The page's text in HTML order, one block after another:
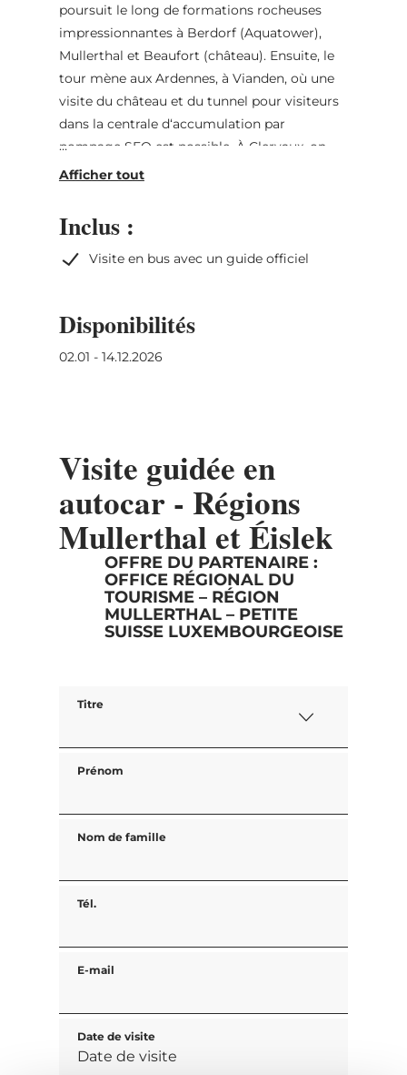
poursuit le long de formations rocheuses
impressionnantes à Berdorf (Aquatower),
Mullerthal et Beaufort (château). Ensuite, le
tour mène aux Ardennes, à Vianden, où une
visite du château et du tunnel pour visiteurs
dans la centrale d‘accumulation par
pompage SEO est possible. À Clervaux, on
peut visiter l‘exposition de photos « Family of
par Wiltz et Esch/Sûre, une visite de
l‘imposant château de Bourscheid s’impose.
Après Diekirch, on revient dans la Région
d‘une journée, tous les arrêts sont facultatifs.
Inclus :
Visite en bus avec un guide officiel
Disponibilités
02.01 - 14.12.2026
Visite guidée en
autocar - Régions
Mullerthal et Éislek
OFFRE DU PARTENAIRE :
OFFICE RÉGIONAL DU
TOURISME – RÉGION
MULLERTHAL – PETITE
SUISSE LUXEMBOURGEOISE
Titre
Prénom
Nom de famille
Tél.
E-mail
Date de visite